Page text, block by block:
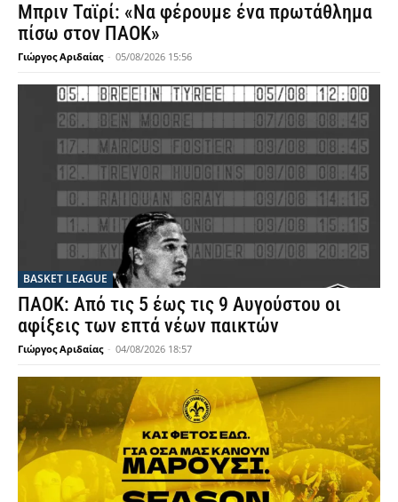
Μπριν Ταϊρί: «Να φέρουμε ένα πρωτάθλημα
πίσω στον ΠΑΟΚ»
Γιώργος Αριδαίας - 05/08/2026 15:56
BASKET LEAGUE
ΠΑΟΚ: Από τις 5 έως τις 9 Αυγούστου οι
αφίξεις των επτά νέων παικτών
Γιώργος Αριδαίας - 04/08/2026 18:57